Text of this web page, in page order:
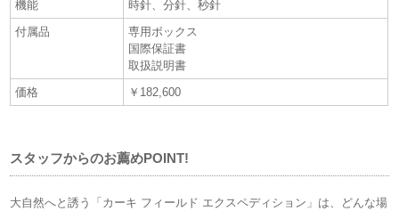
機能
時針、分針、秒針
付属品
専用ボックス
国際保証書
取扱説明書
価格
￥182,600
スタッフからのお薦めPOINT!
大自然へと誘う「カーキ フィールド エクスペディション」は、どんな場